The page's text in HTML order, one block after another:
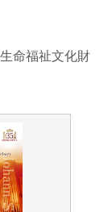
命福祉文化財